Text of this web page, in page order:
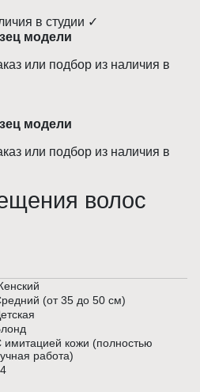
в студии ✓
модели
или подбор из наличия в
модели
или подбор из наличия в
волос
(от 35 до 50 см)
имитацией кожи (полностью
работа)